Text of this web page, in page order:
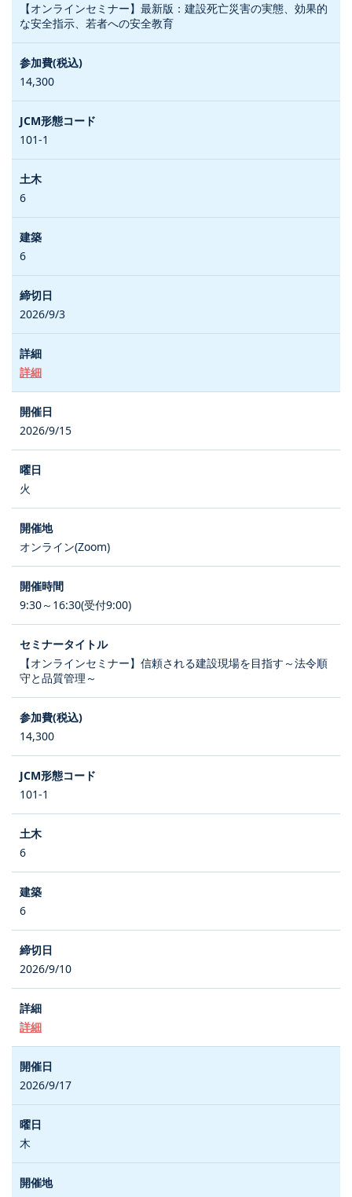
【オンラインセミナー】最新版：建設死亡災害の実態、効果的
な安全指示、若者への安全教育
14,300
101-1
6
6
2026/9/3
詳細
2026/9/15
火
オンライン(Zoom)
9:30～16:30(受付9:00)
【オンラインセミナー】信頼される建設現場を目指す～法令順
守と品質管理～
14,300
101-1
6
6
2026/9/10
詳細
2026/9/17
木